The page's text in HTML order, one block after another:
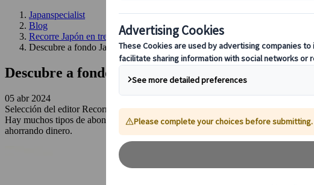
Japanspecialist
Blog
Recorre Japón en tren
Descubre a fondo Japón con los abonos regionales
Descubre a fondo Japón con los abonos regionales
05 abr 2024
Selección del editor Recorre Japón en tren
Hay muchos tipos de abonos de transporte que puedes comprar para viajar por
ahorrando dinero.